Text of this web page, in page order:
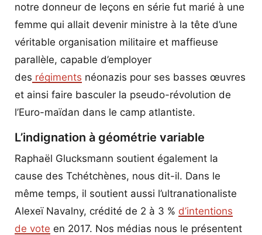
notre donneur de leçons en série fut marié à une
femme qui allait devenir ministre à la tête d’une
véritable organisation militaire et maffieuse
parallèle, capable d’employer
des régiments néonazis pour ses basses œuvres
et ainsi faire basculer la pseudo-révolution de
l’Euro-maïdan dans le camp atlantiste.
L’indignation à géométrie variable
Raphaël Glucksmann soutient également la
cause des Tchétchènes, nous dit-il. Dans le
même temps, il soutient aussi l’ultranationaliste
Alexeï Navalny, crédité de 2 à 3 % d’intentions
de vote en 2017. Nos médias nous le présentent